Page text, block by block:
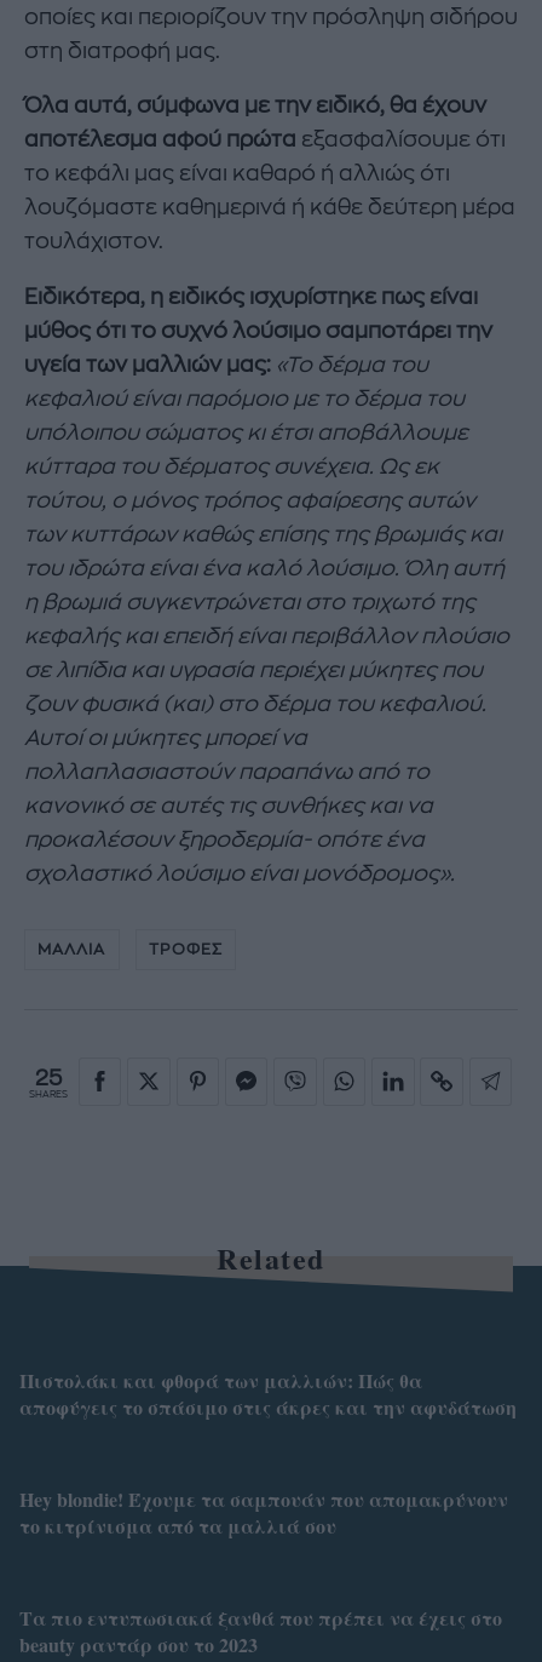
οποίες και περιορίζουν την πρόσληψη σιδήρου
στη διατροφή μας.
Όλα αυτά, σύμφωνα με την ειδικό, θα έχουν
αποτέλεσμα αφού πρώτα εξασφαλίσουμε ότι
το κεφάλι μας είναι καθαρό ή αλλιώς ότι
λουζόμαστε καθημερινά ή κάθε δεύτερη μέρα
τουλάχιστον.
Ειδικότερα, η ειδικός ισχυρίστηκε πως είναι
μύθος ότι το συχνό λούσιμο σαμποτάρει την
υγεία των μαλλιών μας: «Το δέρμα του
κεφαλιού είναι παρόμοιο με το δέρμα του
υπόλοιπου σώματος κι έτσι αποβάλλουμε
κύτταρα του δέρματος συνέχεια. Ως εκ
τούτου, ο μόνος τρόπος αφαίρεσης αυτών
των κυττάρων καθώς επίσης της βρωμιάς και
του ιδρώτα είναι ένα καλό λούσιμο. Όλη αυτή
η βρωμιά συγκεντρώνεται στο τριχωτό της
κεφαλής και επειδή είναι περιβάλλον πλούσιο
σε λιπίδια και υγρασία περιέχει μύκητες που
ζουν φυσικά (και) στο δέρμα του κεφαλιού.
Αυτοί οι μύκητες μπορεί να
πολλαπλασιαστούν παραπάνω από το
κανονικό σε αυτές τις συνθήκες και να
προκαλέσουν ξηροδερμία- οπότε ένα
σχολαστικό λούσιμο είναι μονόδρομος».
ΜΑΛΛΙΑ ΤΡΟΦΕΣ
25
SHARES
Related
Πιστολάκι και φθορά των μαλλιών: Πώς θα
αποφύγεις το σπάσιμο στις άκρες και την αφυδάτωση
Hey blondie! Έχουμε τα σαμπουάν που απομακρύνουν
το κιτρίνισμα από τα μαλλιά σου
Τα πιο εντυπωσιακά ξανθά που πρέπει να έχεις στο
beauty ραντάρ σου το 2023